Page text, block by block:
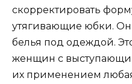
скорректировать
утягивающие юбки.
белья под одеждой.
женщин с
их применением